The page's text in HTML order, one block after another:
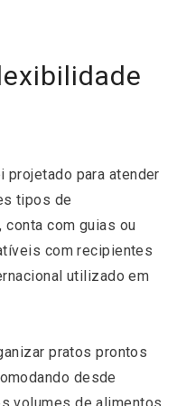
projetado para atender
tipos de
com guias ou
com recipientes
utilizado em
pratos prontos
desde